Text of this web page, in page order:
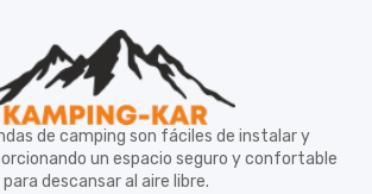
de camping son fáciles de instalar y
un espacio seguro y confortable
para descansar al aire libre.